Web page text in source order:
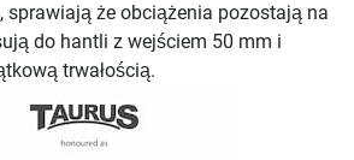
sprawiają że obciążenia pozostają na
do hantli z wejściem 50 mm i
trwałością.